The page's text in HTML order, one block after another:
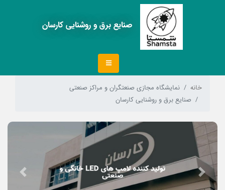
صنایع برق و روشنایی کارسان
خانه
نمایشگاه مجازی صنعتگران و مراکز صنعتی
صنایع برق و روشنایی کارسان
Previous
Next